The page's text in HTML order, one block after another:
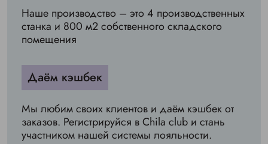
Наше производство – это 4 производственных
станка и 800 м2 собственного складского
помещения
Даём кэшбек
Мы любим своих клиентов и даём кэшбек от
заказов. Регистрируйся в Chila club и стань
участником нашей системы лояльности.